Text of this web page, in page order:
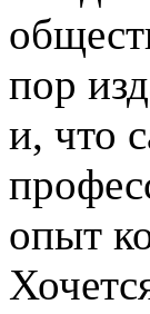
пор
и, что
опыт